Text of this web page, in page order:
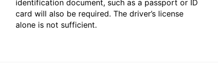
identification document, such as a passport or ID
card will also be required. The driver’s license
alone is not sufficient.